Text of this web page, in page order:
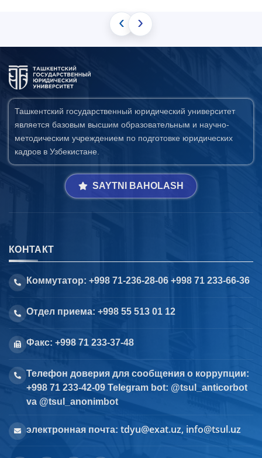
‹ ›
Ташкентский государственный юридический университет
является базовым высшим образовательным и научно-
методическим учреждением по подготовке юридических
кадров в Узбекистане.
SAYTNI BAHOLASH
КОНТАКТ
Коммутатор: +998 71-236-28-06 +998 71 233-66-36
Отдел приема: +998 55 513 01 12
Факс: +998 71 233-37-48
Телефон доверия для сообщения о коррупции:
+998 71 233-42-09 Telegram bot: @tsul_anticorbot
va @tsul_anonimbot
электронная почта: tdyu@exat.uz, info@tsul.uz